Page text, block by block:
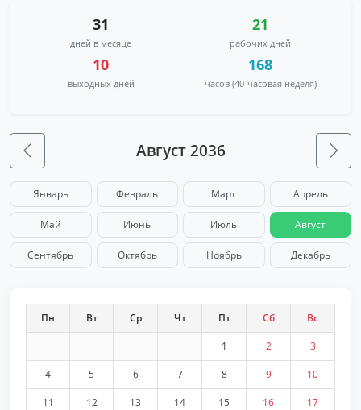
31
дней в месяце
21
рабочих дней
10
выходных дней
168
часов (40-часовая неделя)
Август 2036
Январь Февраль Март Апрель
Май Июнь Июль Август
Сентябрь Октябрь Ноябрь Декабрь
Пн Вт Ср Чт Пт Сб Вс
1 2 3
4 5 6 7 8 9 10
11 12 13 14 15 16 17